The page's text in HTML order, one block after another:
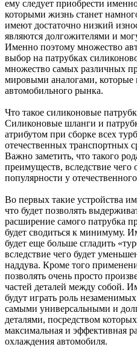
ему следует приобрести
которыми жизнь станет
имеют достаточно низкий
являются долгожителями и
Именно поэтому множество
выбор на патрубках
множество самых различных
мировыми аналогами, которые
автомобильного рынка.
Что такое силиконовые
Силиконовые шланги и
атрибутом при сборке всех
отечественных транспортных
Важно заметить, что такого
преимуществ, вследствие
популярности у
Во первых такие устройства
что будет позволять
расширение самого патрубка
будет сводиться к минимуму.
будет еще больше сгладить
вследствие чего будет
наддува. Кроме того
позволять очень просто
частей деталей между собой.
будут играть роль
самыми универсальными и
деталями, посредством
максимальная и эффективная
охлаждения автомобиля.